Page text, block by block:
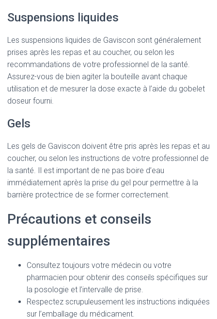
Suspensions liquides
Les suspensions liquides de Gaviscon sont généralement
prises après les repas et au coucher, ou selon les
recommandations de votre professionnel de la santé.
Assurez-vous de bien agiter la bouteille avant chaque
utilisation et de mesurer la dose exacte à l’aide du gobelet
doseur fourni.
Gels
Les gels de Gaviscon doivent être pris après les repas et au
coucher, ou selon les instructions de votre professionnel de
la santé. Il est important de ne pas boire d’eau
immédiatement après la prise du gel pour permettre à la
barrière protectrice de se former correctement.
Précautions et conseils
supplémentaires
Consultez toujours votre médecin ou votre
pharmacien pour obtenir des conseils spécifiques sur
la posologie et l’intervalle de prise.
Respectez scrupuleusement les instructions indiquées
sur l’emballage du médicament.